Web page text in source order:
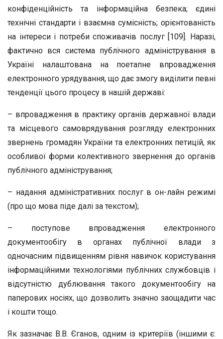
конфіденційність та інформаційна безпека; єдині
технічні стандарти і взаємна сумісність; орієнтованість
на інтереси і потреби споживачів послуг [109]. Наразі,
фактично вся система публічного адміністрування в
Україні налаштована на поетапне впровадження
електронного урядування, що дає змогу виділити певні
тенденції цього процесу в нашій державі:
– впровадження в практику органів державної влади
та місцевого самоврядування розгляду електронних
звернень громадян України та електронних петицій, як
особливої форми колективного звернення до органів
публічного адміністрування;
– надання адміністративних послуг в он-лайн режимі
(про що мова піде далі за текстом);
– поступове впровадження електронного
документообігу в органах публічної влади з
одночасним підвищенням рівня навичок користування
інформаційними технологіями публічних службовців і
відсутністю дублювання такого документообігу на
паперових носіях, що дозволить значно заощадити час
і кошти тощо.
Як зазначає В.В. Єганов, одним із критеріїв (іншими є: